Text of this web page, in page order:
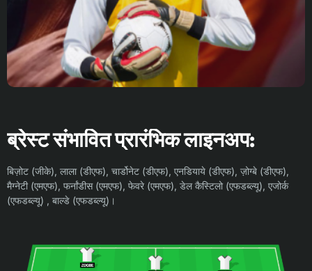
ब्रेस्ट संभावित प्रारंभिक लाइनअप:
बिज़ोट (जीके), लाला (डीएफ), चार्डोनेट (डीएफ), एनडियाये (डीएफ), ज़ोग्बे (डीएफ),
मैग्नेटी (एमएफ), फर्नांडीस (एमएफ), फेवरे (एमएफ), डेल कैस्टिलो (एफडब्ल्यू), एजोर्क
(एफडब्ल्यू) , बाल्डे (एफडब्ल्यू)।